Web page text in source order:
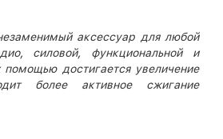
аксессуар для любой
силовой, функциональной и
достигается увеличение
более активное сжигание